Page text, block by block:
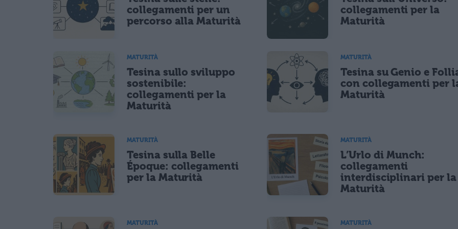
collegamenti per un
percorso alla Maturità
collegamenti per la
Maturità
MATURITÀ
Tesina sullo sviluppo
sostenibile:
collegamenti per la
Maturità
MATURITÀ
Tesina su Genio e
con collegamenti per
Maturità
MATURITÀ
Tesina sulla Belle
Époque: collegamenti
per la Maturità
MATURITÀ
L’Urlo di Munch:
collegamenti
interdisciplinari per la
Maturità
MATURITÀ MATURITÀ